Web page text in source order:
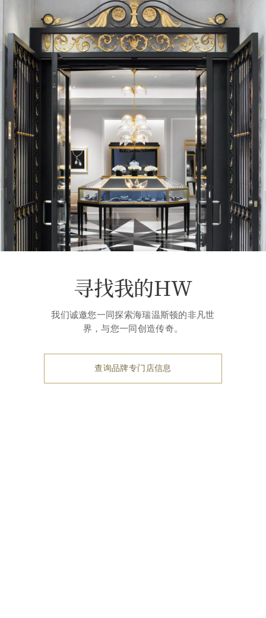
寻找我的HW
我们诚邀您一同探索海瑞温斯顿的非凡世
界，与您一同创造传奇。
查询品牌专门店信息